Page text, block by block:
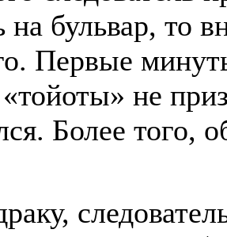
на бульвар, то
Первые
не
Более того,